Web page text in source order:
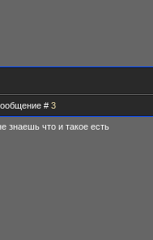
# 3
знаешь что и такое есть